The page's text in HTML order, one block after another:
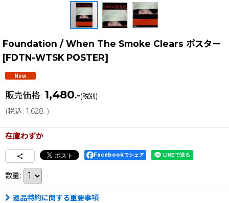
Foundation / When The Smoke Clears ポスター
[FDTN-WTSK POSTER]
販売価格: 1,480.-(税別)
(税込: 1,628.-)
在庫わずか
Facebookでシェア
数量:
返品特約に関する重要事項